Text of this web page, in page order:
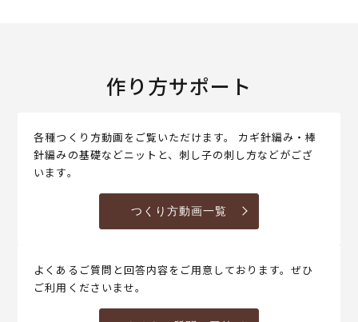
作り方サポート
各種つくり方動画をご覧いただけます。 カギ針編み・棒
針編みの基礎などニットと、刺し子の刺し方などがござ
います。
つくり方動画一覧
よくあるご質問と回答内容をご用意しております。ぜひ
ご利用くださいませ。